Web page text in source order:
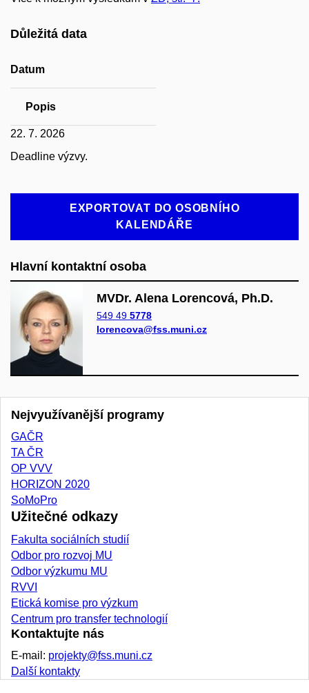
Důležitá data
Datum
Popis
22. 7. 2026
Deadline výzvy.
EXPORTOVAT DO OSOBNÍHO
KALENDÁŘE
Hlavní kontaktní osoba
MVDr. Alena Lorencová, Ph.D.
549 49 5778
lorencova@fss.muni.cz
Nejvyužívanější programy
GAČR
TA ČR
OP VVV
HORIZON 2020
SoMoPro
Užitečné odkazy
Fakulta sociálních studií
Odbor pro rozvoj MU
Odbor výzkumu MU
RVVI
Etická komise pro výzkum
Centrum pro transfer technologií
Kontaktujte nás
E-mail: projekty@fss.muni.cz
Další kontakty